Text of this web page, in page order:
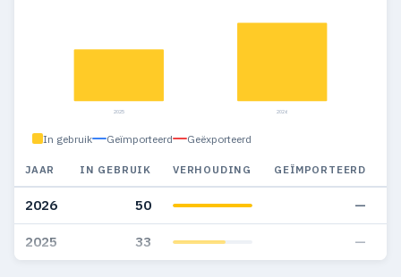
2025 2026
In gebruik Geïmporteerd Geëxporteerd
JAAR IN GEBRUIK VERHOUDING GEÏMPORTEERD
2026 50 —
2025 33 —